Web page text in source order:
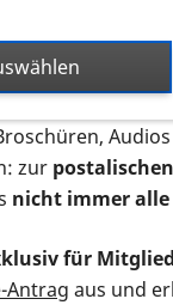
auf der PRO
Infomaterial
zur
nicht immer
für
Antrag aus und